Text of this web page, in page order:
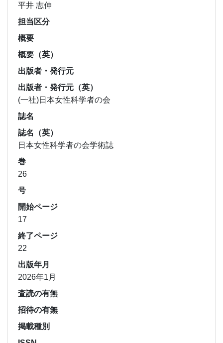
平井 志伸
担当区分
概要
概要（英）
出版者・発行元
出版者・発行元（英）
(一社)日本女性科学者の会
誌名
誌名（英）
日本女性科学者の会学術誌
巻
26
号
開始ページ
17
終了ページ
22
出版年月
2026年1月
査読の有無
招待の有無
掲載種別